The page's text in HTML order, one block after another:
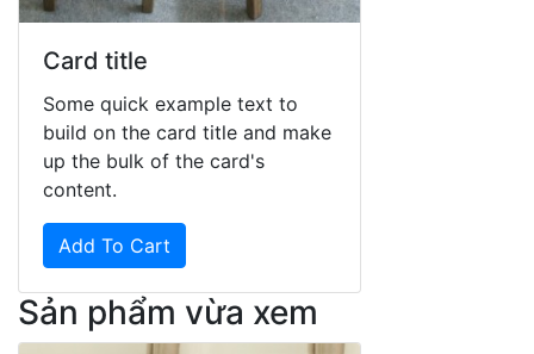
Card title
Some quick example text to
build on the card title and make
up the bulk of the card's
content.
Add To Cart
Sản phẩm vừa xem